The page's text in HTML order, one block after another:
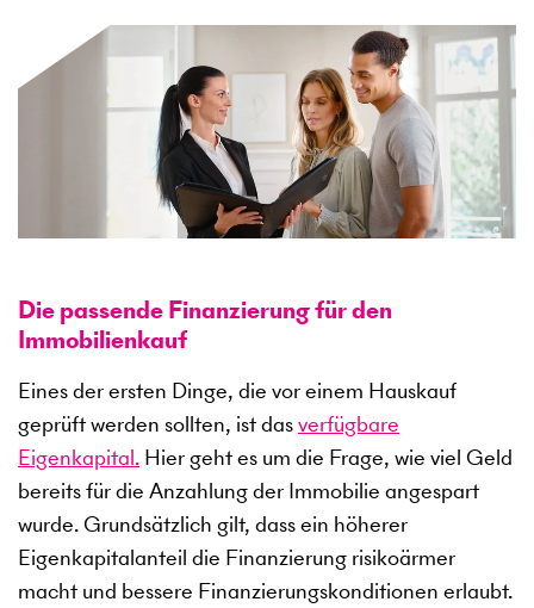
Die passende Finanzierung für den
Immobilienkauf
Eines der ersten Dinge, die vor einem Hauskauf
geprüft werden sollten, ist dasverfügbare
Eigenkapital. Hier geht es um die Frage, wie viel Geld
bereits für die Anzahlung der Immobilie angespart
wurde. Grundsätzlich gilt, dass ein höherer
Eigenkapitalanteil die Finanzierung risikoärmer
macht und bessere Finanzierungskonditionen erlaubt.